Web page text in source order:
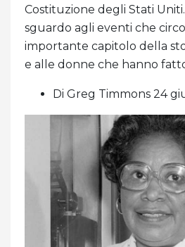
Costituzione degli Stati
sguardo agli eventi che
importante capitolo della
e alle donne che hanno
Di Greg Timmons 24